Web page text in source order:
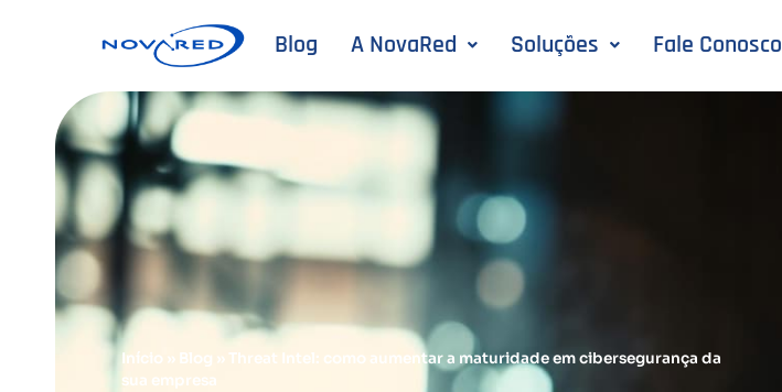
Blog A NovaRed Soluções Fale Conosco
Início » Blog » Threat Intel: como aumentar a maturidade em cibersegurança da
sua empresa